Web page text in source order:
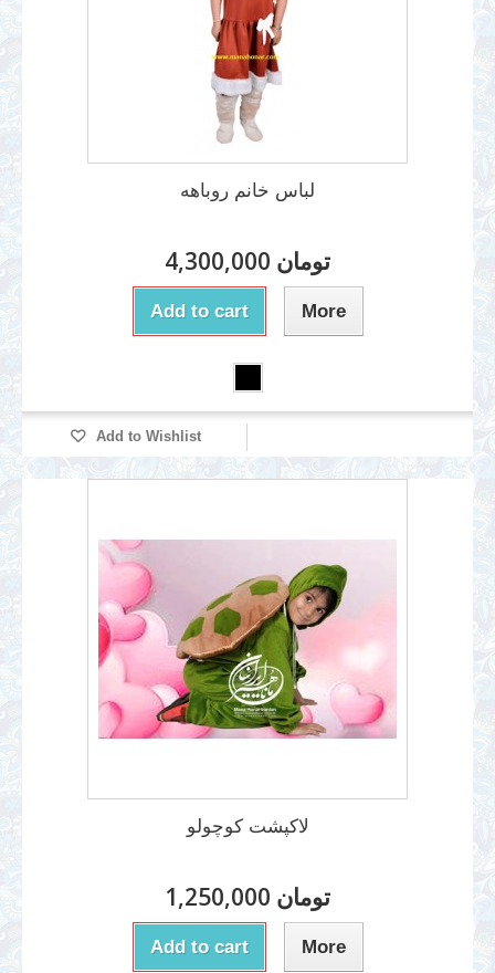
لباس خانم روباهه
4,300,000 تومان
Add to cart More
Add to Wishlist
لاکپشت کوچولو
1,250,000 تومان
Add to cart More